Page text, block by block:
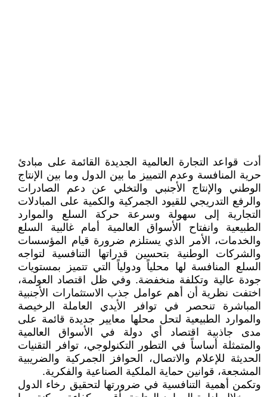
أدت قواعد التجارة العالمية الجديدة القائمة على مبادئ
حرية المنافسة وعدم التمييز ما بين الدول وما بين الإنتاج
الوطني والإنتاج الأجنبي والتخلي عن دعم الصادرات
والرفع التدريجي للقيود الجمركية والكمية على المبادلات
التجارية إلى سهولة وسرعة حركة السلع والموارد
الطبيعية وانفتاح الأسواق العالمية أمام غالبية السلع
والخدمات، الأمر الذي يستلزم ضرورة قيام المؤسسات
والشركات الوطنية بتحسين قدراتها التنافسية لتواجه
السلع المنافسة لها محلياً ودولياً التي تتميز بمستويات
جودة عالية وتكلفة منخفضة. وفي ظل اقتصاد العولمة،
اختفت نظرية أن أهم عوامل جذب الاستثمارات الأجنبية
المباشرة تنحصر في توافر الأيدي العاملة الرخيصة
والموارد الطبيعية لتحل محلها معايير جديدة قائمة على
مدى جاذبية اقتصاد أي دولة في الأسواق العالمية
والمتمثلة أساساً في التطور التكنولوجي، توافر التقنيات
الحديثة للإعلام والاتصال، الحوافز الجمركية والضريبية
المشجعة، قوانين حماية الملكية الصناعية والفكرية.
وتكمن أهمية التنافسية في ضرورتها لتحقيق رخاء الدول